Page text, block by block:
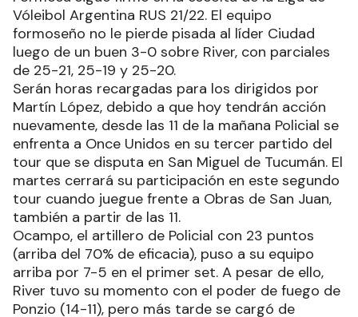
Vóleibol Argentina RUS 21/22. El equipo
formoseño no le pierde pisada al líder Ciudad
luego de un buen 3-0 sobre River, con parciales
de 25-21, 25-19 y 25-20.
Serán horas recargadas para los dirigidos por
Martín López, debido a que hoy tendrán acción
nuevamente, desde las 11 de la mañana Policial se
enfrenta a Once Unidos en su tercer partido del
tour que se disputa en San Miguel de Tucumán. El
martes cerrará su participación en este segundo
tour cuando juegue frente a Obras de San Juan,
también a partir de las 11.
Ocampo, el artillero de Policial con 23 puntos
(arriba del 70% de eficacia), puso a su equipo
arriba por 7-5 en el primer set. A pesar de ello,
River tuvo su momento con el poder de fuego de
Ponzio (14-11), pero más tarde se cargó de